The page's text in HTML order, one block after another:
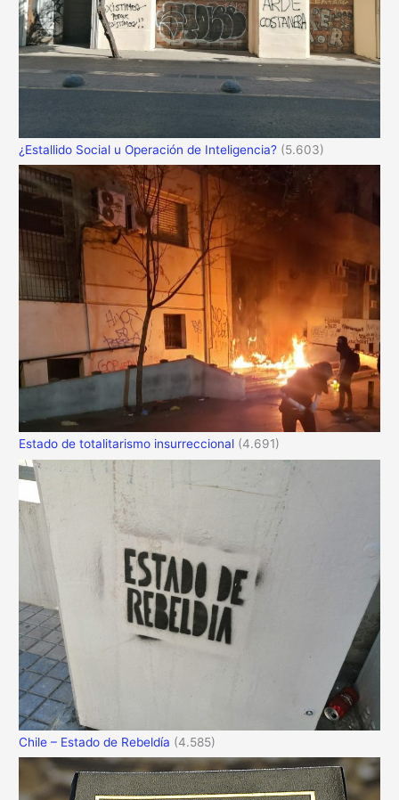
¿Estallido Social u Operación de Inteligencia? (5.603)
Estado de totalitarismo insurreccional (4.691)
Chile – Estado de Rebeldía (4.585)